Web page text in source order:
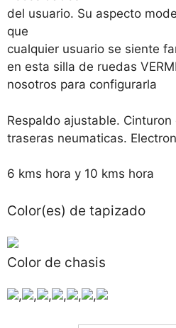
del usuario. Su aspecto
que
cualquier usuario se siente
en esta silla de ruedas
nosotros para configurarla
Respaldo ajustable.
traseras neumaticas.
6 kms hora y 10 kms hora
Color(es) de tapizado
Color de chasis
, , , , , ,